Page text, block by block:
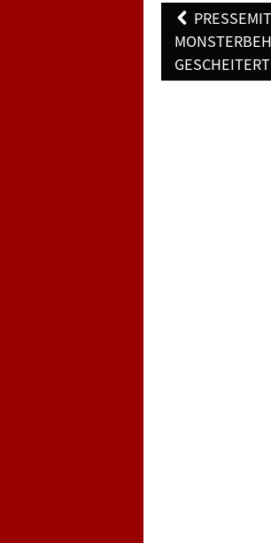
Post
navigation
GESCHEITERT